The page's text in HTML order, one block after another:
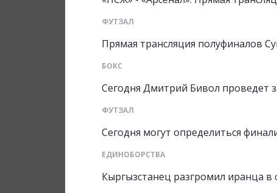
ФУТЗАЛ
Прямая трансляция полуфиналов
БОКС
Сегодня Дмитрий Бивол проведет
ФУТЗАЛ
Сегодня могут определиться
ЕДИНОБОРСТВА
Кыргызстанец разгромил иранца